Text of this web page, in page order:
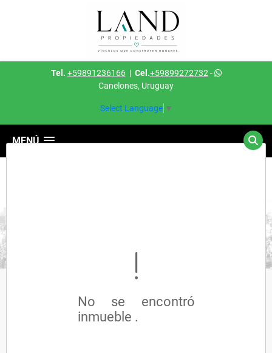
Tel. +59891236166| Cel.+59899272732 -
Canelones, Uruguay
Select Language ▼
MENÚ
No se encontró
inmueble .